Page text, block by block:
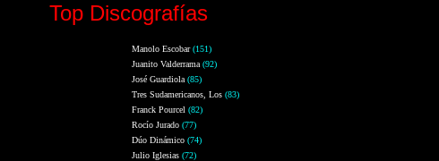
Top Discografías
Manolo Escobar(151)
Juanito Valderrama (92)
José Guardiola (85)
Tres Sudamericanos, Los (83)
Franck Pourcel (82)
Rocío Jurado (77)
Dúo Dinámico (74)
Julio Iglesias (72)